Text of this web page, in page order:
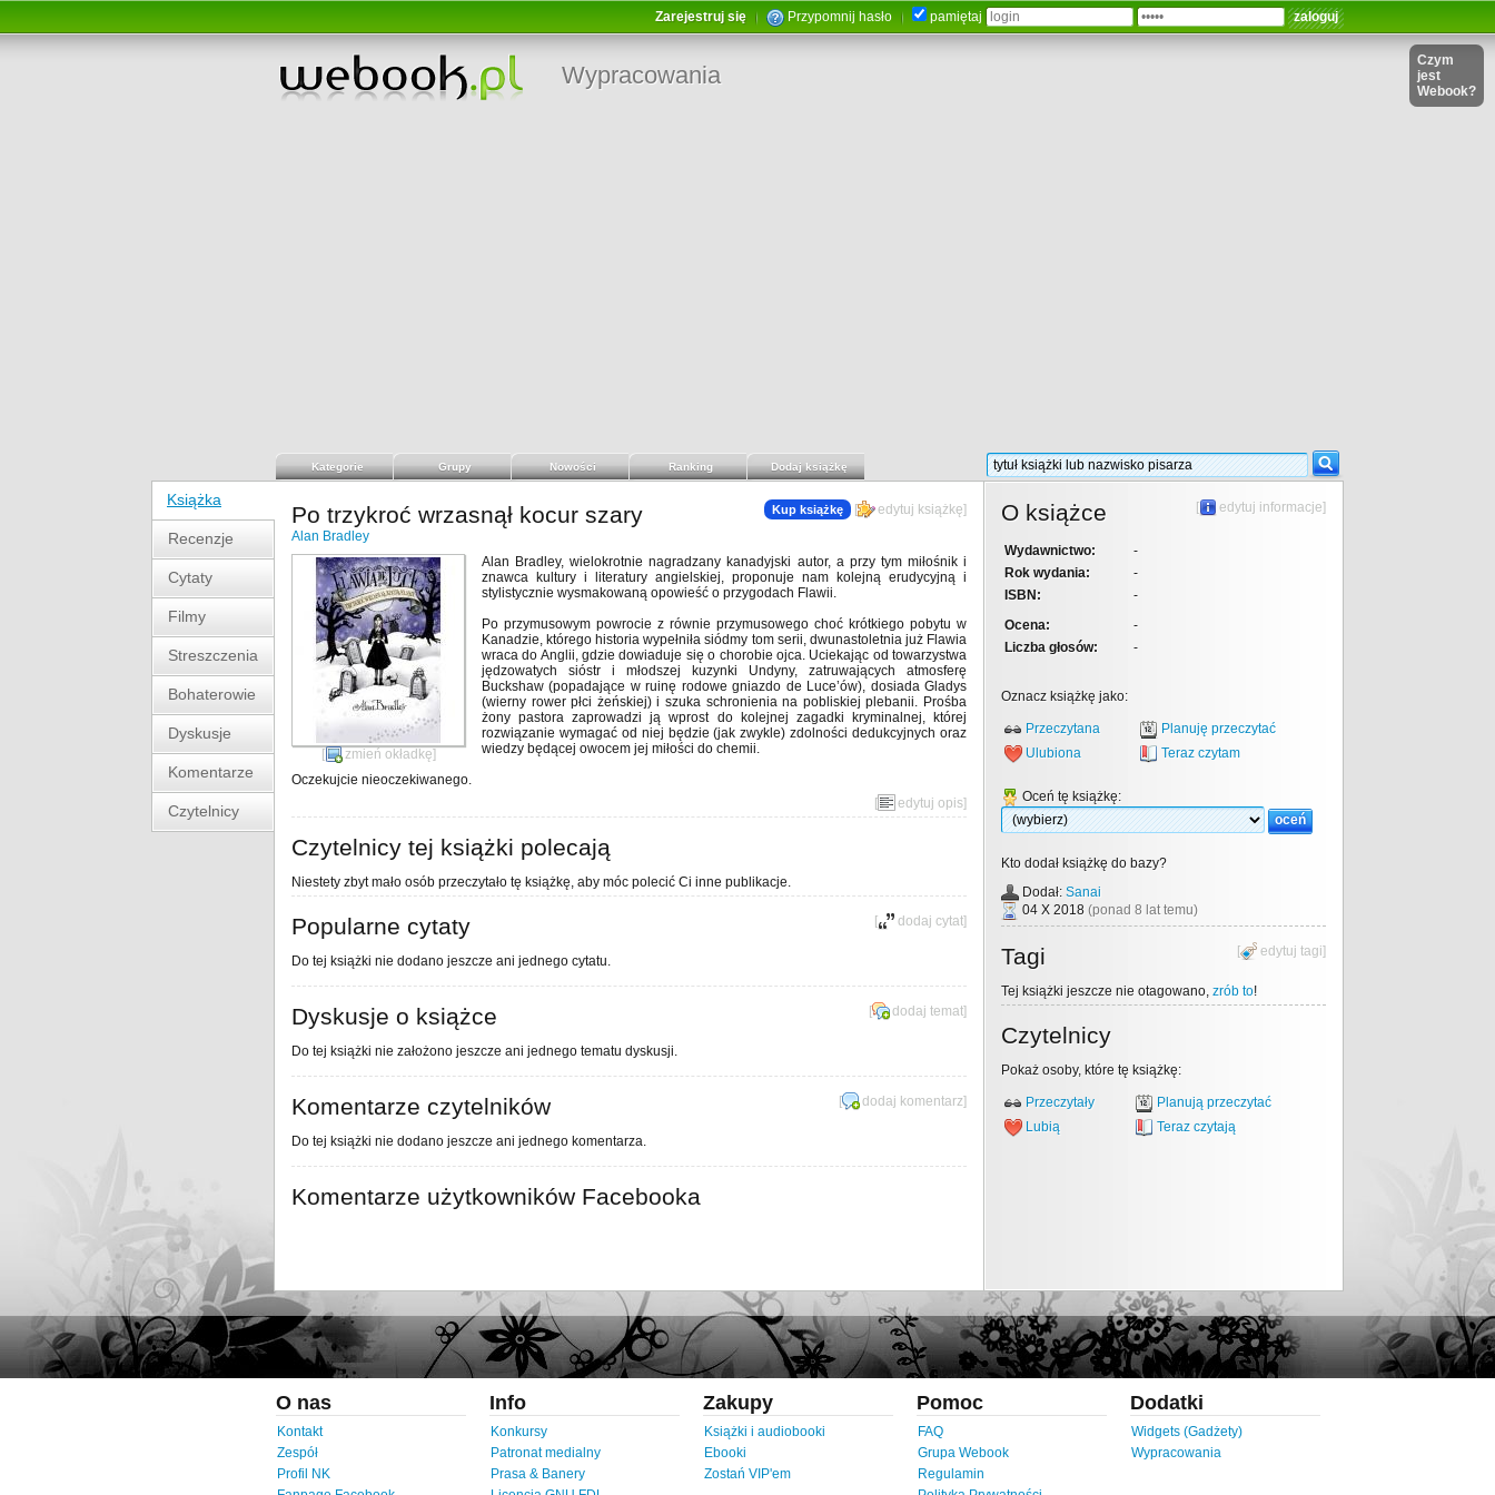
Zarejestruj się Przypomnij hasło pamiętaj
Wypracowania
Czym
jest
Webook?
Kategorie Grupy Nowości Ranking Dodaj książkę
Książka
Recenzje
Cytaty
Filmy
Streszczenia
Bohaterowie
Dyskusje
Komentarze
Czytelnicy
Kup książkę [ edytuj książkę]
Po trzykroć wrzasnął kocur szary
Alan Bradley
[ zmień okładkę]
Alan Bradley, wielokrotnie nagradzany kanadyjski autor, a przy tym miłośnik i
znawca kultury i literatury angielskiej, proponuje nam kolejną erudycyjną i
stylistycznie wysmakowaną opowieść o przygodach Flawii.
Po przymusowym powrocie z równie przymusowego choć krótkiego pobytu w
Kanadzie, którego historia wypełniła siódmy tom serii, dwunastoletnia już Flawia
wraca do Anglii, gdzie dowiaduje się o chorobie ojca. Uciekając od towarzystwa
jędzowatych sióstr i młodszej kuzynki Undyny, zatruwających atmosferę
Buckshaw (popadające w ruinę rodowe gniazdo de Luce’ów), dosiada Gladys
(wierny rower płci żeńskiej) i szuka schronienia na pobliskiej plebanii. Prośba
żony pastora zaprowadzi ją wprost do kolejnej zagadki kryminalnej, której
rozwiązanie wymagać od niej będzie (jak zwykle) zdolności dedukcyjnych oraz
wiedzy będącej owocem jej miłości do chemii.
Oczekujcie nieoczekiwanego.
[
edytuj opis]
Czytelnicy tej książki polecają
Niestety zbyt mało osób przeczytało tę książkę, aby móc polecić Ci inne publikacje.
[ dodaj cytat]
Popularne cytaty
Do tej książki nie dodano jeszcze ani jednego cytatu.
[ dodaj temat]
Dyskusje o książce
Do tej książki nie założono jeszcze ani jednego tematu dyskusji.
[ dodaj komentarz]
Komentarze czytelników
Do tej książki nie dodano jeszcze ani jednego komentarza.
Komentarze użytkowników Facebooka
[ edytuj informacje]
O książce
Wydawnictwo:
-
Rok wydania:
-
ISBN:
-
Ocena:
-
Liczba głosów:
-
Oznacz książkę jako:
Przeczytana
Planuję przeczytać
Ulubiona
Teraz czytam
Oceń tę książkę:
Kto dodał książkę do bazy?
Dodał: Sanai
04 X 2018 (ponad 8 lat temu)
[ edytuj tagi]
Tagi
Tej książki jeszcze nie otagowano, zrób to!
Czytelnicy
Pokaż osoby, które tę książkę:
Przeczytały
Planują przeczytać
Lubią
Teraz czytają
O nas
Kontakt
Zespół
Profil NK
Info
Konkursy
Patronat medialny
Prasa & Banery
Zakupy
Książki i audiobooki
Ebooki
Zostań VIP'em
Pomoc
FAQ
Grupa Webook
Regulamin
Dodatki
Widgets (Gadżety)
Wypracowania